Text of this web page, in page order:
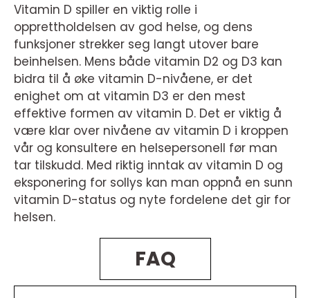
Vitamin D spiller en viktig rolle i
opprettholdelsen av god helse, og dens
funksjoner strekker seg langt utover bare
beinhelsen. Mens både vitamin D2 og D3 kan
bidra til å øke vitamin D-nivåene, er det
enighet om at vitamin D3 er den mest
effektive formen av vitamin D. Det er viktig å
være klar over nivåene av vitamin D i kroppen
vår og konsultere en helsepersonell før man
tar tilskudd. Med riktig inntak av vitamin D og
eksponering for sollys kan man oppnå en sunn
vitamin D-status og nyte fordelene det gir for
helsen.
FAQ